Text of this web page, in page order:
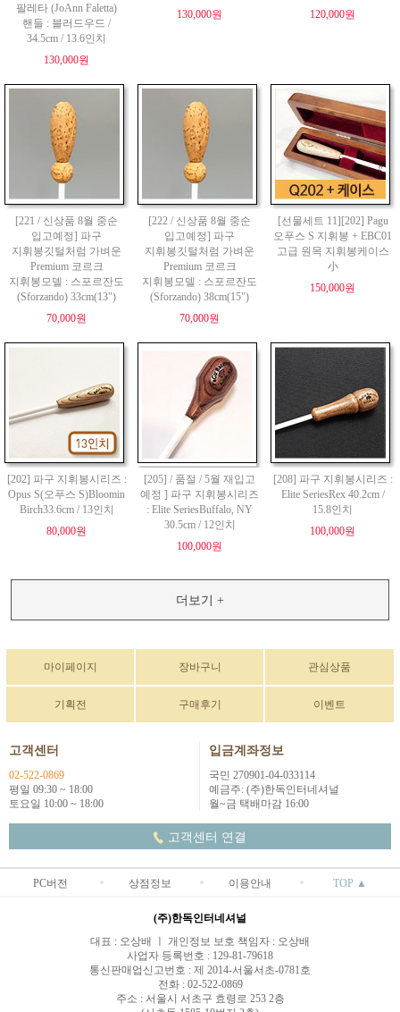
팔레타 (JoAnn Faletta)
핸들 : 블러드우드 /
34.5cm / 13.6인치
130,000원
130,000원
120,000원
[221 / 신상품 8월 중순
입고예정] 파구
지휘봉깃털처럼 가벼운
Premium 코르크
지휘봉모델 : 스포르잔도
(Sforzando) 33cm(13")
70,000원
[222 / 신상품 8월 중순
입고예정] 파구
지휘봉깃털처럼 가벼운
Premium 코르크
지휘봉모델 : 스포르잔도
(Sforzando) 38cm(15")
70,000원
[선물세트 11][202] Pagu
오푸스 S 지휘봉 + EBC01
고급 원목 지휘봉케이스
小
150,000원
[202] 파구 지휘봉시리즈 :
Opus S(오푸스 S)Bloomin
Birch33.6cm / 13인치
80,000원
[205] / 품절 / 5월 재입고
예정 ] 파구 지휘봉시리즈
: Elite SeriesBuffalo, NY
30.5cm / 12인치
100,000원
[208] 파구 지휘봉시리즈 :
Elite SeriesRex 40.2cm /
15.8인치
100,000원
더보기 +
마이페이지 장바구니 관심상품
기획전 구매후기 이벤트
고객센터
02-522-0869
평일 09:30 ~ 18:00
토요일 10:00 ~ 18:00
입금계좌정보
국민 270901-04-033114
예금주: (주)한독인터네셔널
월~금 택배마감 16:00
고객센터 연결
PC버전 상점정보 이용안내 TOP ▲
(주)한독인터네셔널
대표 : 오상배 ㅣ 개인정보 보호 책임자 : 오상배
사업자 등록번호 : 129-81-79618
통신판매업신고번호 : 제 2014-서울서초-0781호
전화 : 02-522-0869
주소 : 서울시 서초구 효령로 253 2층